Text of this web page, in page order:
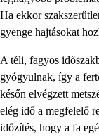
Ha ekkor
gyenge hajtásokat
A téli, fagyos
gyógyulnak, így a
későn elvégzett
elég idő a megfelelő
időzítés, hogy a fa